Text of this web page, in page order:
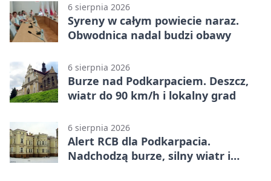
6 sierpnia 2026
Syreny w całym powiecie naraz.
Obwodnica nadal budzi obawy
6 sierpnia 2026
Burze nad Podkarpaciem. Deszcz,
wiatr do 90 km/h i lokalny grad
6 sierpnia 2026
Alert RCB dla Podkarpacia.
Nadchodzą burze, silny wiatr i